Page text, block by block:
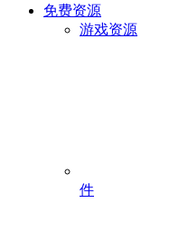
免费资源
游戏资源
件